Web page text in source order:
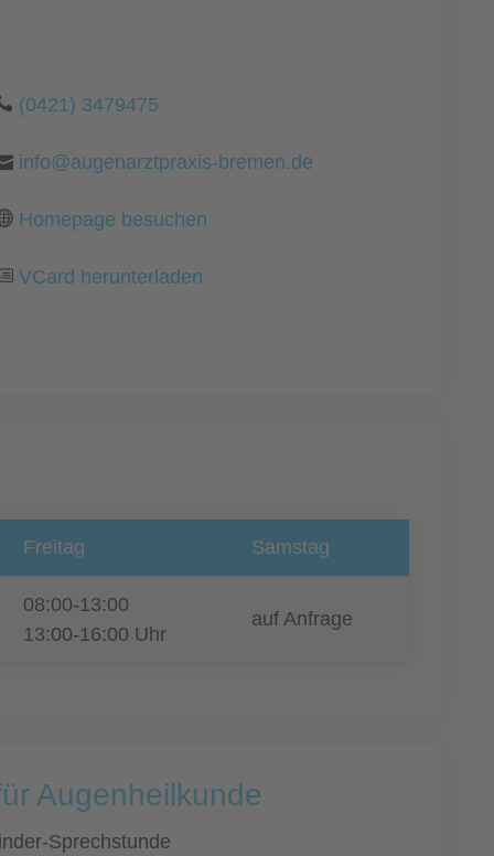
(0421) 3479475
info@augenarztpraxis-bremen.de
Homepage besuchen
VCard herunterladen
Freitag Samstag
08:00-13:00
13:00-16:00 Uhr
auf Anfrage
Augenheilkunde
Sprechstunde